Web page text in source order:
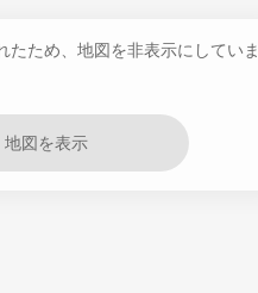
たため、地図を非表示にしていま
地図を表示